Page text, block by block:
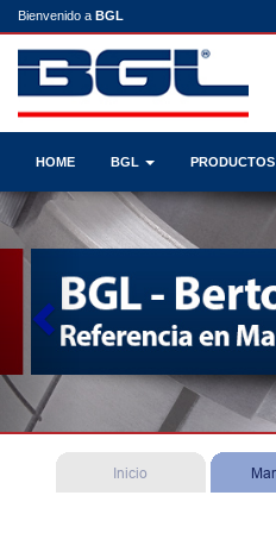
Bienvenido a BGL
HOME BGL PRODUCTOS
Previous